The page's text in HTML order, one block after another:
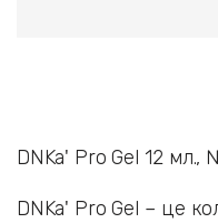
DNKa' Pro GeI 12
DNKa' Pro GeI – це